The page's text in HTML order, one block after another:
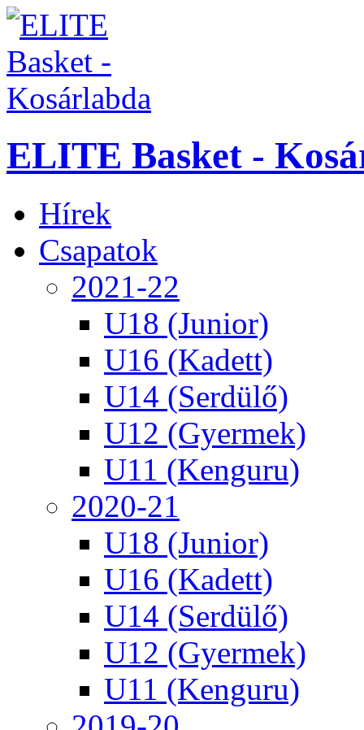
ELITE Basket -
Hírek
Csapatok
2021-22
U18 (Junior)
U16 (Kadett)
U14 (Serdülő)
U12 (Gyermek)
U11 (Kenguru)
2020-21
U18 (Junior)
U16 (Kadett)
U14 (Serdülő)
U12 (Gyermek)
U11 (Kenguru)